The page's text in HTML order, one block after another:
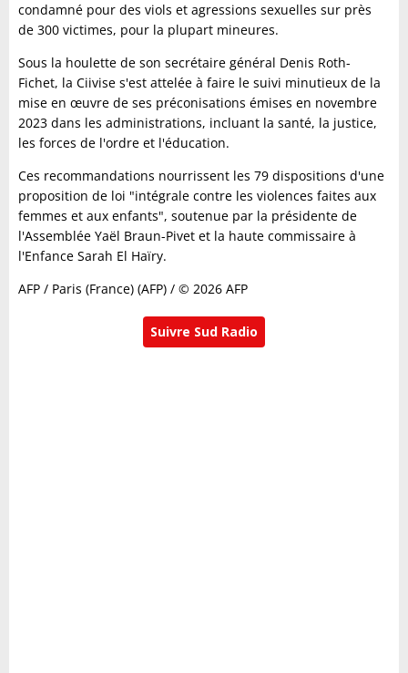
condamné pour des viols et agressions sexuelles sur près
de 300 victimes, pour la plupart mineures.
Sous la houlette de son secrétaire général Denis Roth-
Fichet, la Ciivise s'est attelée à faire le suivi minutieux de la
mise en œuvre de ses préconisations émises en novembre
2023 dans les administrations, incluant la santé, la justice,
les forces de l'ordre et l'éducation.
Ces recommandations nourrissent les 79 dispositions d'une
proposition de loi "intégrale contre les violences faites aux
femmes et aux enfants", soutenue par la présidente de
l'Assemblée Yaël Braun-Pivet et la haute commissaire à
l'Enfance Sarah El Haïry.
AFP / Paris (France) (AFP) / © 2026 AFP
Suivre Sud Radio